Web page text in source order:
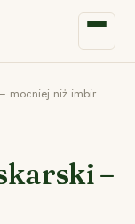
mocniej niż imbir
–